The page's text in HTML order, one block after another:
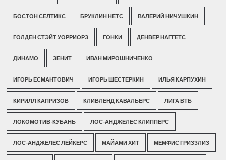
БОСТОН СЕЛТИКС БРУКЛИН НЕТС ВАЛЕРИЙ НИЧУШКИН
ГОЛДЕН СТЭЙТ УОРРИОРЗ ГОНКИ ДЕНВЕР НАГГЕТС
ДИНАМО ЗЕНИТ ИВАН МИРОШНИЧЕНКО
ИГОРЬ ЕСМАНТОВИЧ ИГОРЬ ШЕСТЕРКИН ИЛЬЯ КАРПУХИН
КИРИЛЛ КАПРИЗОВ КЛИВЛЕНД КАВАЛЬЕРС ЛИГА ВТБ
ЛОКОМОТИВ-КУБАНЬ ЛОС-АНДЖЕЛЕС КЛИППЕРС
ЛОС-АНДЖЕЛЕС ЛЕЙКЕРС МАЙАМИ ХИТ МЕМФИС ГРИЗЗЛИЗ